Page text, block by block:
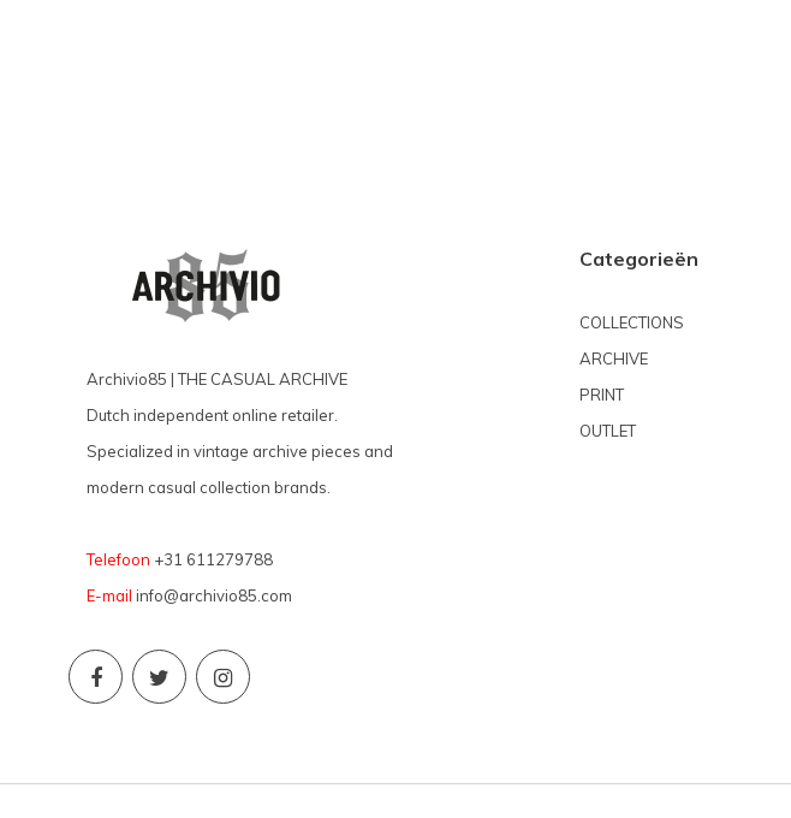
Archivio85 | THE CASUAL ARCHIVE
Dutch independent online retailer.
Specialized in vintage archive pieces and
modern casual collection brands.
Telefoon +31 611279788
E-mail info@archivio85.com
Categorieën
COLLECTIONS
ARCHIVE
PRINT
OUTLET